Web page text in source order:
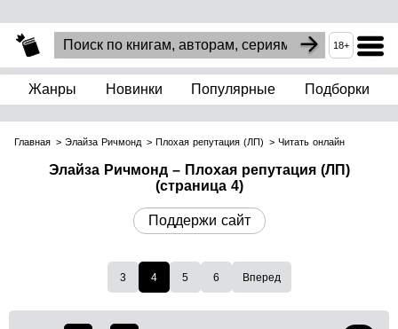
18+
Жанры Новинки Популярные Подборки
Главная Элайза Ричмонд Плохая репутация (ЛП) Читать онлайн
Элайза Ричмонд – Плохая репутация (ЛП)
(страница 4)
Поддержи сайт
3 4 5 6 Вперед